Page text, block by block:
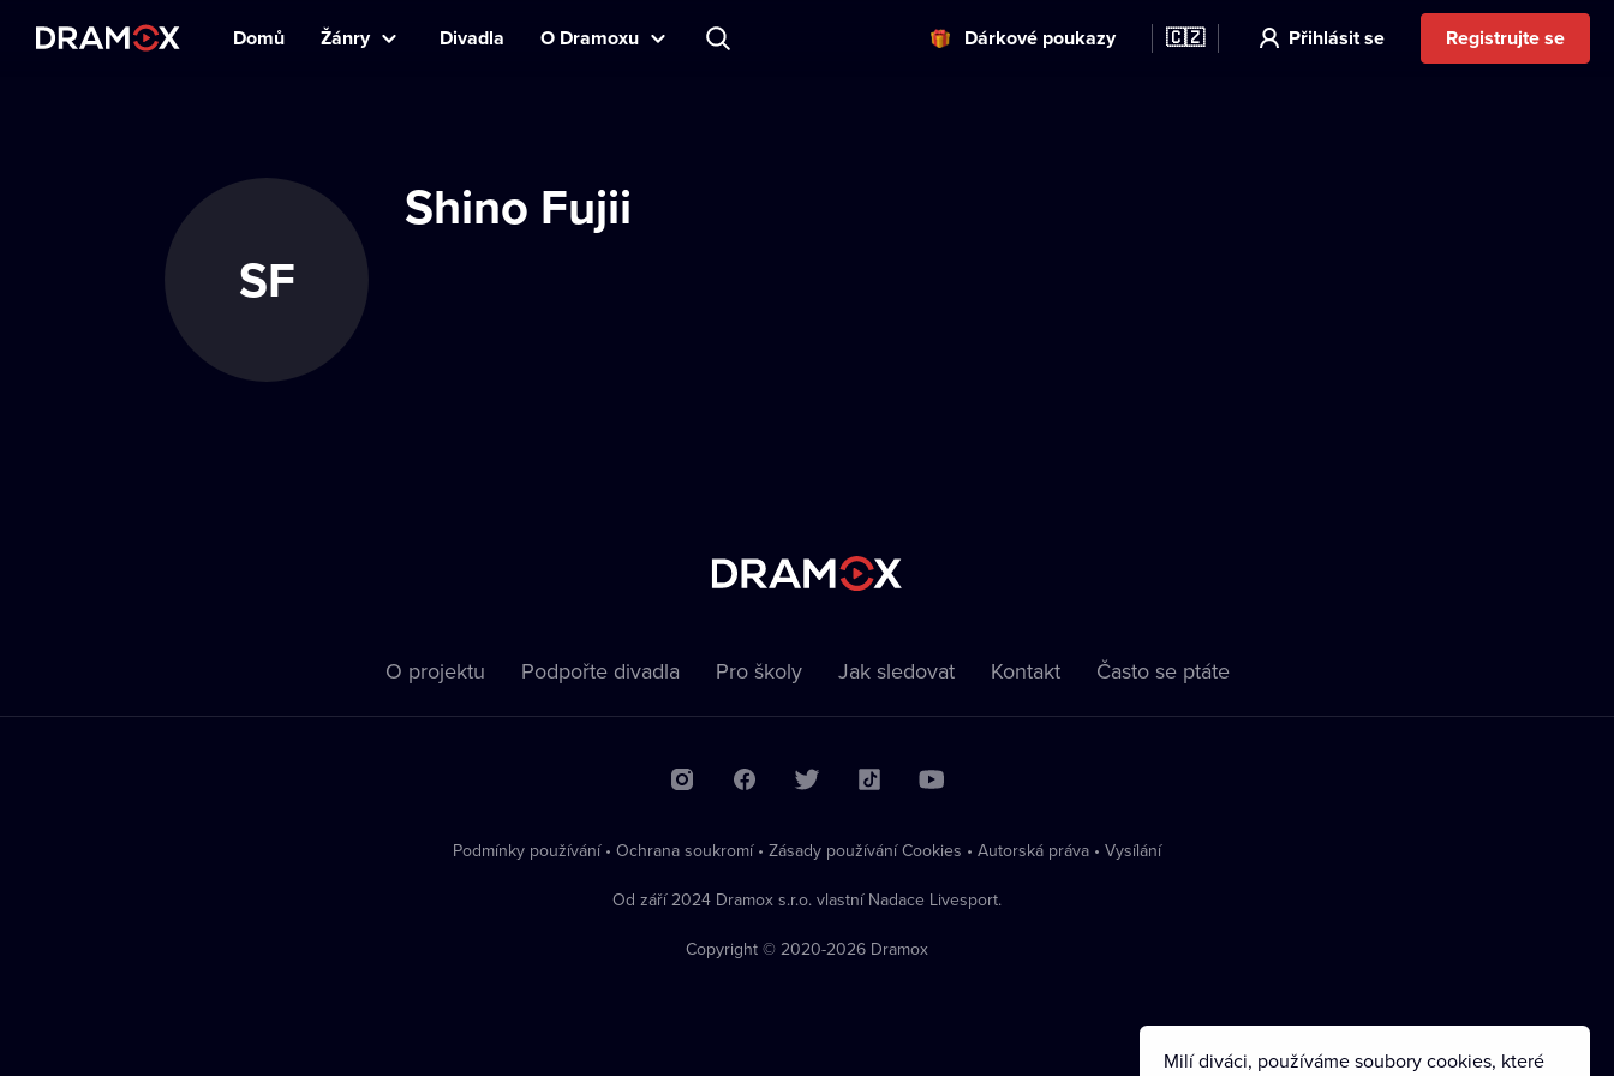
Domů Žánry Divadla O Dramoxu Dárkové poukazy 🇨🇿 Přihlásit se Registrujte se
SF
Shino Fujii
O projektu Podpořte divadla Pro školy Jak sledovat Kontakt Často se ptáte
Podmínky používání • Ochrana soukromí • Zásady používání Cookies • Autorská práva • Vysílání
Od září 2024 Dramox s.r.o. vlastní Nadace Livesport.
Copyright © 2020-2026 Dramox
Milí diváci, používáme soubory cookies, které